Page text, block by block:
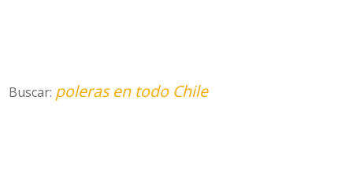
Buscar: poleras en todo Chile